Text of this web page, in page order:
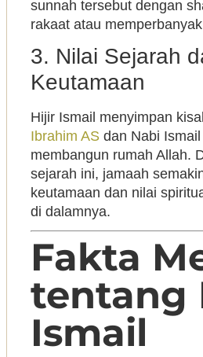
sunnah tersebut dengan
rakaat atau
3. Nilai Sejarah
Keutamaan
Hijir Ismail menyimpan
Ibrahim AS dan Nabi
membangun rumah Allah.
sejarah ini, jamaah
keutamaan dan nilai
di dalamnya.
Fakta
tentang
Ismail